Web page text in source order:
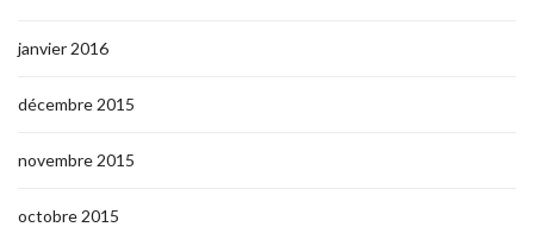
janvier 2016
décembre 2015
novembre 2015
octobre 2015